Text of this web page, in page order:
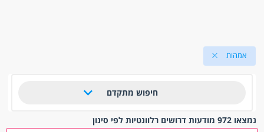
אמהות
חיפוש מתקדם
נמצאו 972 מודעות דרושים רלוונטיות לפי סינון